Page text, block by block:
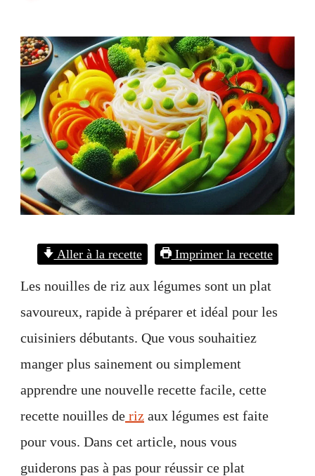
de
Riz
aux
Légumes
Aller à la recette Imprimer la recette
Les nouilles de riz aux légumes sont un plat
savoureux, rapide à préparer et idéal pour les
cuisiniers débutants. Que vous souhaitiez
manger plus sainement ou simplement
apprendre une nouvelle recette facile, cette
recette nouilles de riz aux légumes est faite
pour vous. Dans cet article, nous vous
guiderons pas à pas pour réussir ce plat